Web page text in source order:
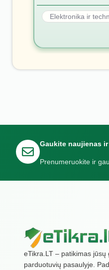
Elektronika ir
Gaukite naujienas
Prenumeruokite ir
eTikra.LT – patikimas jūsų
parduotuvių pasaulyje.